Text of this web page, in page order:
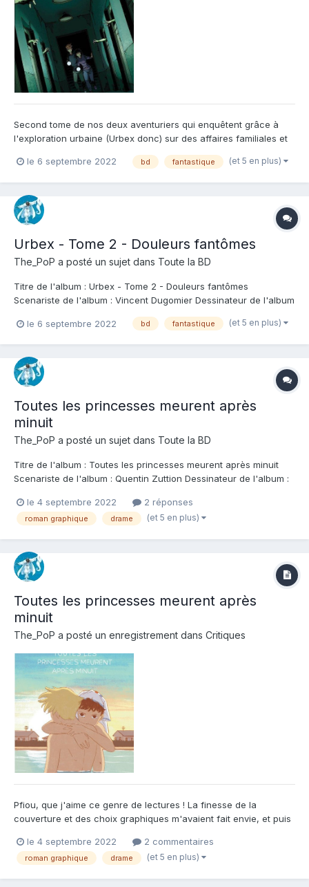
Second tome de nos deux aventuriers qui enquêtent grâce à
l'exploration urbaine (Urbex donc) sur des affaires familiales et
mais continue de se dévoiler peu à peu. Les indices sont posés,
le 6 septembre 2022 bd fantastique (et 5 en plus)
Urbex - Tome 2 - Douleurs fantômes
The_PoP a posté un sujet dans Toute la BD
Titre de l'album : Urbex - Tome 2 - Douleurs fantômes
Scenariste de l'album : Vincent Dugomier Dessinateur de l'album
Résumé de l'album : Alex et Julie partagent bien plus que l'Urbex
le 6 septembre 2022 bd fantastique (et 5 en plus)
Toutes les princesses meurent après
minuit
The_PoP a posté un sujet dans Toute la BD
Titre de l'album : Toutes les princesses meurent après minuit
Scenariste de l'album : Quentin Zuttion Dessinateur de l'album :
Lombard Note : Résumé de l'album : 31 août 1997 au matin, dans
un pavillon de...
le 4 septembre 2022 2 réponses
roman graphique drame (et 5 en plus)
Toutes les princesses meurent après
minuit
The_PoP a posté un enregistrement dans Critiques
Pfiou, que j'aime ce genre de lectures ! La finesse de la
couverture et des choix graphiques m'avaient fait envie, et puis
romans graphiques façon tranche de vie. Celui-ci est toutefois
particulièrement réussi, et je serai bien en pein...
le 4 septembre 2022 2 commentaires
roman graphique drame (et 5 en plus)